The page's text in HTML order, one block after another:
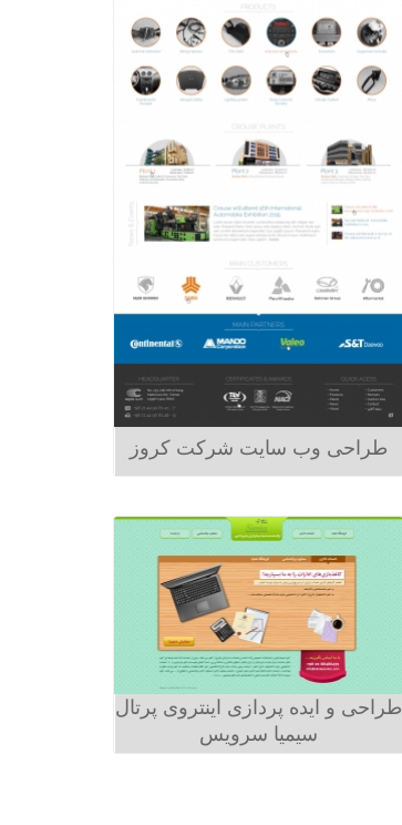
طراحی وب سایت شرکت کروز
طراحی و ایده پردازی اینتروی پرتال
سیمیا سرویس